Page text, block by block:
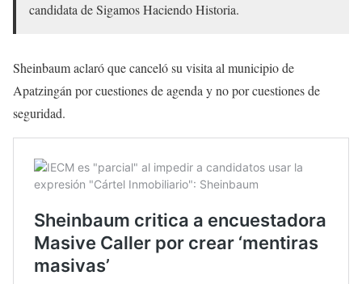
candidata de Sigamos Haciendo Historia.
Sheinbaum aclaró que canceló su visita al municipio de
Apatzingán por cuestiones de agenda y no por cuestiones de
seguridad.